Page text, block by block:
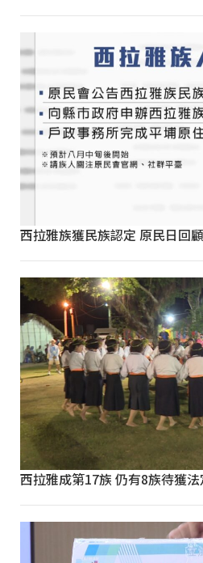
西拉雅族獲民族認定 原民日回
西拉雅成第17族 仍有8族待獲